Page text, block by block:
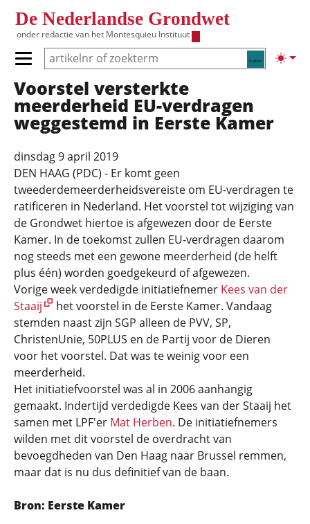
De Nederlandse Grondwet
onder redactie van het Montesquieu Instituut
Zoeken
Primair menu tonen/verbergen
Hoofdnavigatie
Voorstel versterkte
meerderheid EU-verdragen
weggestemd in Eerste Kamer
dinsdag 9 april 2019
DEN HAAG (PDC) - Er komt geen
tweederdemeerderheidsvereiste om EU-verdragen te
ratificeren in Nederland. Het voorstel tot wijziging van
de Grondwet hiertoe is afgewezen door de Eerste
Kamer. In de toekomst zullen EU-verdragen daarom
nog steeds met een gewone meerderheid (de helft
plus één) worden goedgekeurd of afgewezen.
Vorige week verdedigde initiatiefnemer Kees van der
Staaij
het voorstel in de Eerste Kamer. Vandaag
stemden naast zijn SGP alleen de PVV, SP,
ChristenUnie, 50PLUS en de Partij voor de Dieren
voor het voorstel. Dat was te weinig voor een
meerderheid.
Het initiatiefvoorstel was al in 2006 aanhangig
gemaakt. Indertijd verdedigde Kees van der Staaij het
samen met LPF'er Mat Herben. De initiatiefnemers
wilden met dit voorstel de overdracht van
bevoegdheden van Den Haag naar Brussel remmen,
maar dat is nu dus definitief van de baan.
Bron: Eerste Kamer